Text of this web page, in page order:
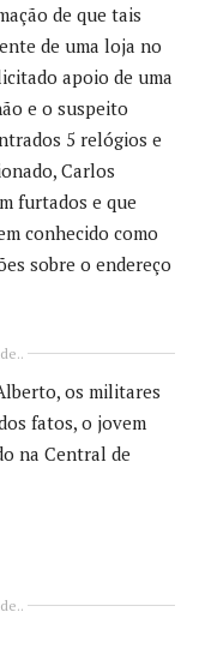
de que tais
de uma loja no
apoio de uma
e o suspeito
5 relógios e
Carlos
furtados e que
conhecido como
sobre o endereço
os militares
fatos, o jovem
na Central de